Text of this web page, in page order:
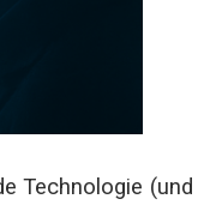
Technologie (und